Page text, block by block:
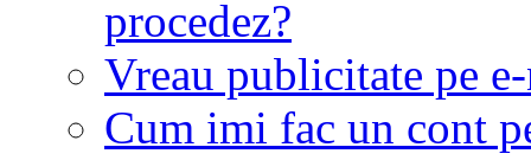
procedez?
Vreau publicitate pe
Cum imi fac un cont